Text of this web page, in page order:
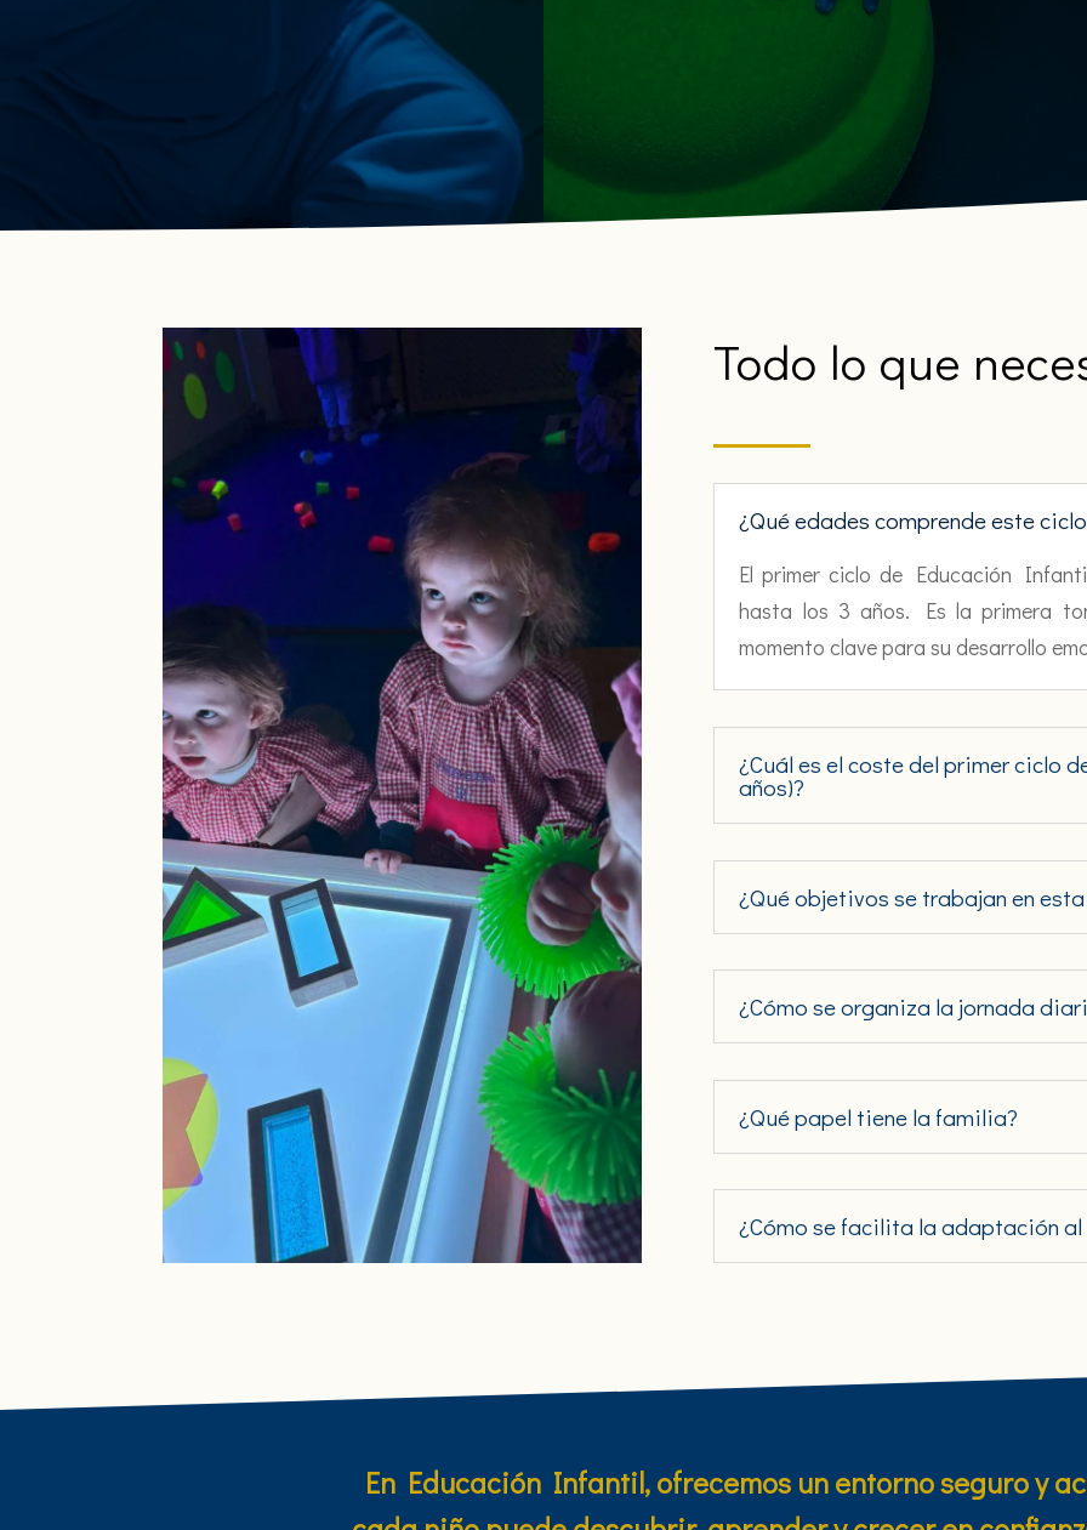
desarrollo emocional y social.
Todo lo que
¿Qué edades comprende este
El primer ciclo de Educación
hasta los 3 años. Es la primera
momento clave para su desarrollo
¿Cuál es el coste del primer ciclo
años)?
¿Qué objetivos se trabajan en
¿Cómo se organiza la jornada
¿Qué papel tiene la familia?
¿Cómo se facilita la adaptación
En Educación Infantil, ofrecemos un entorno seguro y